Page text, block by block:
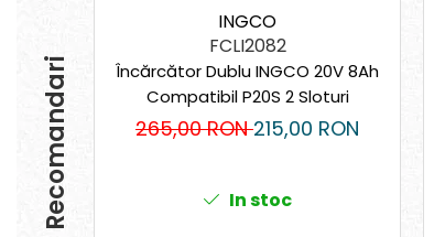
Recomandari
INGCO
FCLI2082
Încărcător Dublu INGCO 20V 8Ah
Compatibil P20S 2 Sloturi
265,00 RON215,00 RON
In stoc